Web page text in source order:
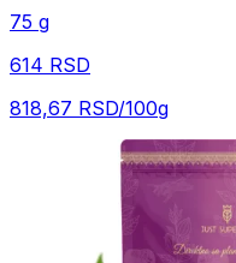
75 g
614 RSD
818,67 RSD/100g